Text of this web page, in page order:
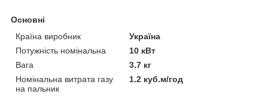
Основні
Країна виробник
Україна
Потужність номінальна
10 кВт
Вага
3.7 кг
Номінальна витрата газу
на пальник
1.2 куб.м/год